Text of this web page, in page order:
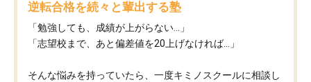
逆転合格を続々と輩出する塾
「勉強しても、成績が上がらない…」
「志望校まで、あと偏差値を20上げなければ…」
そんな悩みを持っていたら、一度キミノスクールに相談し